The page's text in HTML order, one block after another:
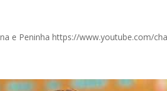
e Peninha https://www.youtube.com/